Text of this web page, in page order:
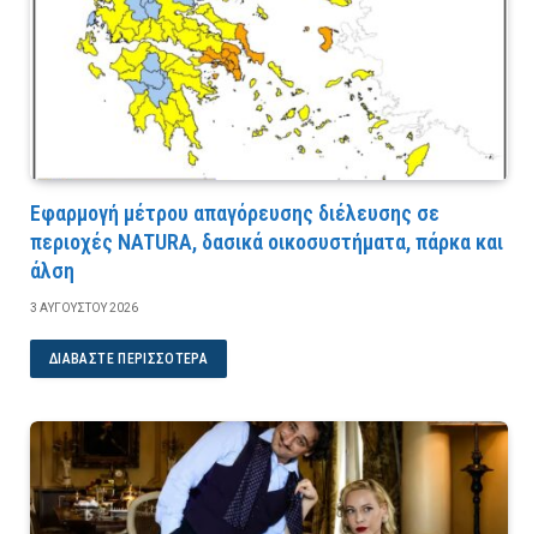
Εφαρμογή μέτρου απαγόρευσης διέλευσης σε
περιοχές NATURA, δασικά οικοσυστήματα, πάρκα και
άλση
3 ΑΥΓΟΎΣΤΟΥ 2026
ΔΙΑΒΆΣΤΕ ΠΕΡΙΣΣΌΤΕΡΑ